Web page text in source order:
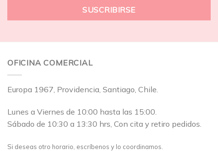
OFICINA COMERCIAL
Europa 1967, Providencia, Santiago, Chile.
Lunes a Viernes de 10:00 hasta las 15:00.
Sábado de 10:30 a 13:30 hrs, Con cita y retiro pedidos.
Si deseas otro horario, escríbenos y lo coordinamos.